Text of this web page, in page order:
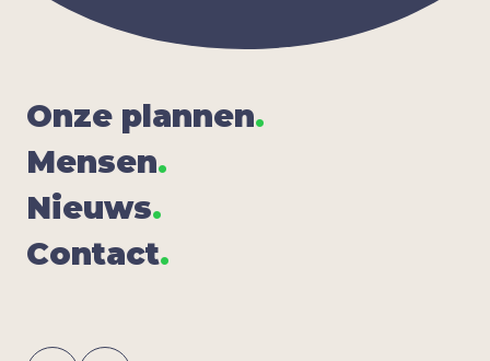
Onze plan­nen.
Men­sen.
Nieuws.
Con­tact.